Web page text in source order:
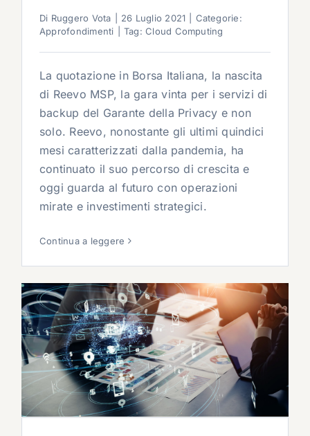
Di Ruggero Vota 26 Luglio 2021
Categorie:
Approfondimenti
Tag:Cloud Computing
La quotazione in Borsa Italiana, la nascita
di Reevo MSP, la gara vinta per i servizi di
backup del Garante della Privacy e non
solo. Reevo, nonostante gli ultimi quindici
mesi caratterizzati dalla pandemia, ha
continuato il suo percorso di crescita e
oggi guarda al futuro con operazioni
mirate e investimenti strategici.
Continua a leggere